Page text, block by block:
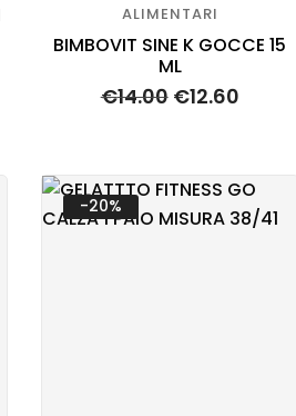
ALIMENTARI
BIMBOVIT SINE K GOCCE 15
ML
€14.00 €12.60
-20%